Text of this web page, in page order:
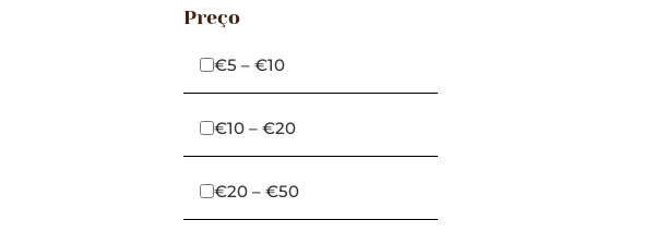
Preço
€5 – €10
€10 – €20
€20 – €50